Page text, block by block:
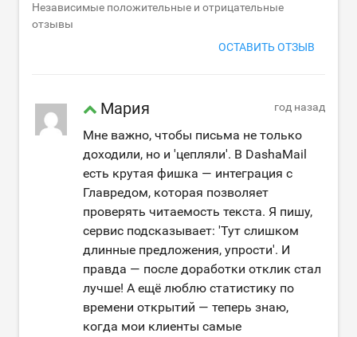
Независимые положительные и отрицательные
отзывы
ОСТАВИТЬ ОТЗЫВ
Мария год назад
Мне важно, чтобы письма не только
доходили, но и 'цепляли'. В DashaMail
есть крутая фишка — интеграция с
Главредом, которая позволяет
проверять читаемость текста. Я пишу,
сервис подсказывает: 'Тут слишком
длинные предложения, упрости'. И
правда — после доработки отклик стал
лучше! А ещё люблю статистику по
времени открытий — теперь знаю,
когда мои клиенты самые